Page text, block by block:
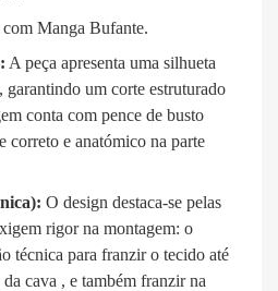
Manga Bufante.
A peça apresenta uma silhueta
, garantindo um corte estruturado
conta com pence de busto
correto e anatómico na parte
O design destaca-se pelas
rigor na montagem: o
técnica para franzir o tecido até
cava , e também franzir na